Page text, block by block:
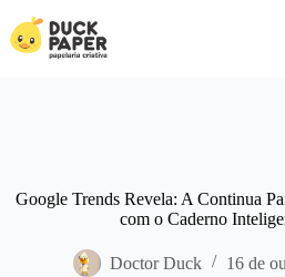
para
Google Trends Revela: A Continua
com o Caderno
Doctor Duck
16 de